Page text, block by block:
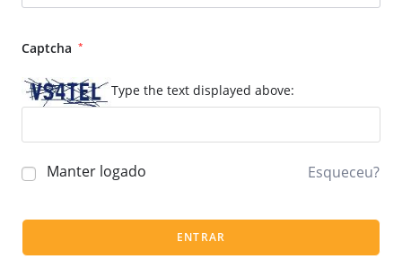
Captcha *
Type the text displayed above:
Manter logado Esqueceu?
ENTRAR